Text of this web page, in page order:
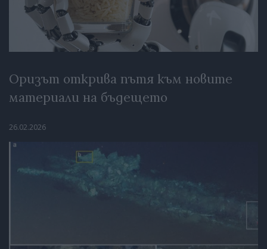
Оризът открива пътя към новите
материали на бъдещето
26.02.2026